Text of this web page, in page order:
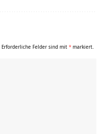
Erforderliche Felder sind mit * markiert.